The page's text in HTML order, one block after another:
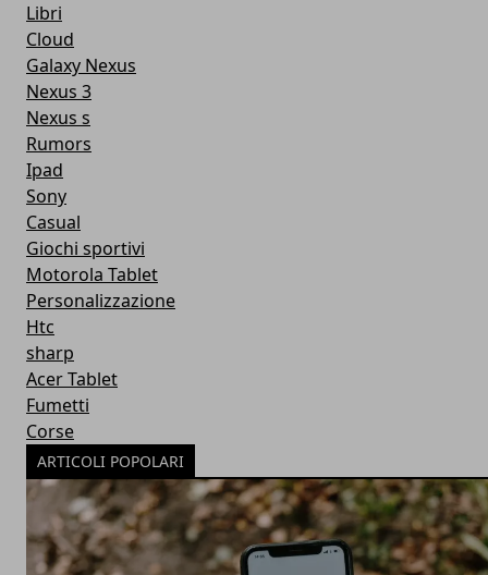
Libri
Cloud
Galaxy Nexus
Nexus 3
Nexus s
Rumors
Ipad
Sony
Casual
Giochi sportivi
Motorola Tablet
Personalizzazione
Htc
sharp
Acer Tablet
Fumetti
Corse
ARTICOLI POPOLARI